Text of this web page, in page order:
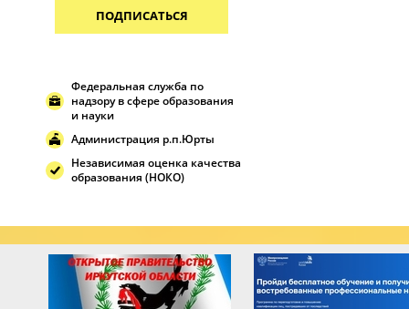
ПОДПИСАТЬСЯ
Федеральная служба по
надзору в сфере образования
и науки
Администрация р.п.Юрты
Независимая оценка качества
образования (НОКО)